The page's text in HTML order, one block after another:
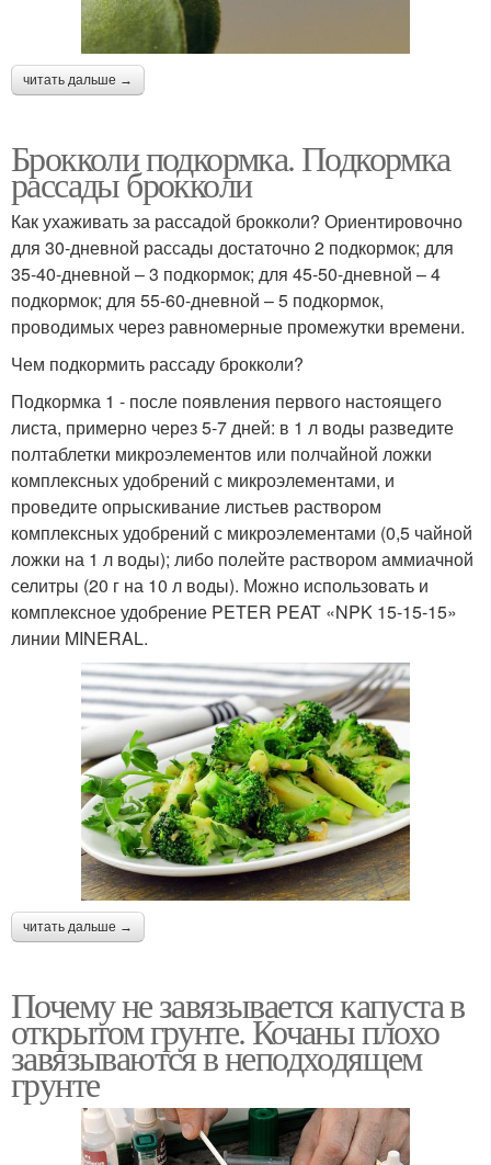
читать дальше →
Брокколи подкормка. Подкормка
рассады брокколи
Как ухаживать за рассадой брокколи? Ориентировочно
для 30-дневной рассады достаточно 2 подкормок; для
35-40-дневной – 3 подкормок; для 45-50-дневной – 4
подкормок; для 55-60-дневной – 5 подкормок,
проводимых через равномерные промежутки времени.
Чем подкормить рассаду брокколи?
Подкормка 1 - после появления первого настоящего
листа, примерно через 5-7 дней: в 1 л воды разведите
полтаблетки микроэлементов или полчайной ложки
комплексных удобрений с микроэлементами, и
проведите опрыскивание листьев раствором
комплексных удобрений с микроэлементами (0,5 чайной
ложки на 1 л воды); либо полейте раствором аммиачной
селитры (20 г на 10 л воды). Можно использовать и
комплексное удобрение PETER PEAT «NPK 15-15-15»
линии MINERAL.
читать дальше →
Почему не завязывается капуста в
открытом грунте. Кочаны плохо
завязываются в неподходящем
грунте